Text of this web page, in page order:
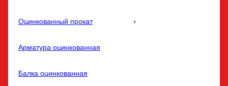
Оцинкованный прокат
Арматура оцинкованная
Балка оцинкованная